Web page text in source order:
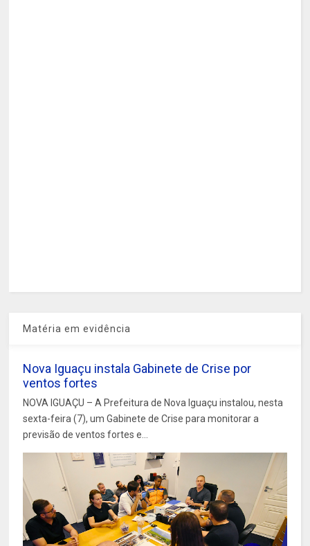
Matéria em evidência
Nova Iguaçu instala Gabinete de Crise por
ventos fortes
NOVA IGUAÇU – A Prefeitura de Nova Iguaçu instalou, nesta
sexta-feira (7), um Gabinete de Crise para monitorar a
previsão de ventos fortes e...